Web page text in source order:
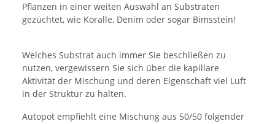
Pflanzen in einer weiten Auswahl an Substraten
gezüchtet, wie Koralle, Denim oder sogar Bimsstein!
Welches Substrat auch immer Sie beschließen zu
nutzen, vergewissern Sie sich über die kapillare
Aktivität der Mischung und deren Eigenschaft viel Luft
in der Struktur zu halten.
Autopot empfiehlt eine Mischung aus 50/50 folgender